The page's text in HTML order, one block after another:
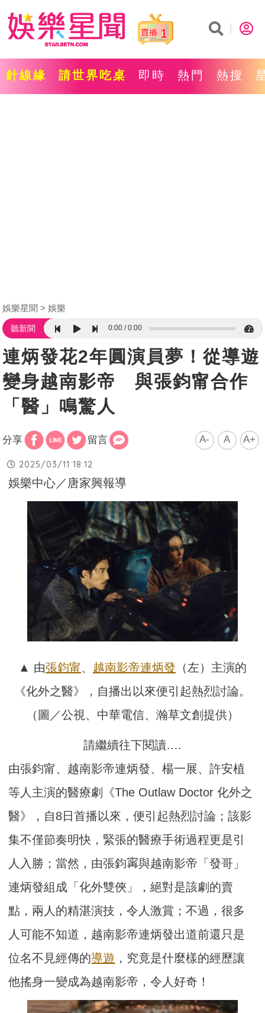
1
針線緣 請世界吃桌 即時 熱門 熱搜
娛樂星聞 娛樂
聽新聞 0:00 0:00
連炳發花2年圓演員夢！從導遊
變身越南影帝 與張鈞甯合作
「醫」鳴驚人
分享 留言 A- A A+
2025/03/11 18:12
娛樂中心／唐家興報導
▲ 由張鈞甯、 越南影帝連炳發 （左）主演的
《化外之醫》，自播出以來便引起熱烈討論。
（圖／公視、中華電信、瀚草文創提供）
請繼續往下閱讀….
由張鈞甯、越南影帝連炳發、楊一展、許安植
等人主演的醫療劇《The Outlaw Doctor 化外之
醫》，自8日首播以來，便引起熱烈討論；該影
集不僅節奏明快，緊張的醫療手術過程更是引
人入勝；當然，由張鈞𡩋與越南影帝「發哥」
連炳發組成「化外雙俠」，絕對是該劇的賣
點，兩人的精湛演技，令人激賞；不過，很多
人可能不知道，越南影帝連炳發出道前還只是
位名不見經傳的導遊 ，究竟是什麼樣的經歷讓
他搖身一變成為越南影帝，令人好奇！